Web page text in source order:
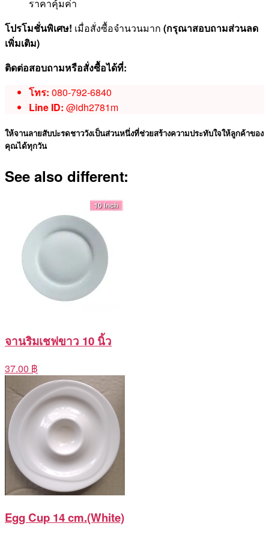
ราคาคุ้มค่า
โปรโมชั่นพิเศษ! เมื่อสั่งซื้อจำนวนมาก (กรุณาสอบถามส่วนลด
เพิ่มเติม)
ติดต่อสอบถามหรือสั่งซื้อได้ที่:
โทร: 080-792-6840
Line ID: @idh2781m
ให้จานลายสับปะรดชาววังเป็นส่วนหนึ่งที่ช่วยสร้างความประทับใจให้ลูกค้าของ
คุณได้ทุกวัน
See also different:
จานริมเชฟขาว 10 นิ้ว
37.00 ฿
Egg Cup 14 cm.(White)